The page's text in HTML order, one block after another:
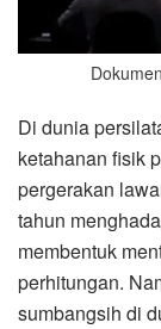
​Di dunia
ketahanan fisik
pergerakan
tahun
membentuk
perhitungan.
sumbangsih di